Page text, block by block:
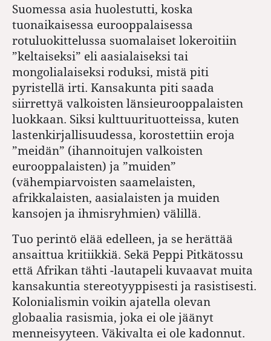
Suomessa asia huolestutti, koska
tuonaikaisessa eurooppalaisessa
rotuluokittelussa suomalaiset lokeroitiin
”keltaiseksi” eli aasialaiseksi tai
mongolialaiseksi roduksi, mistä piti
pyristellä irti. Kansakunta piti saada
siirrettyä valkoisten länsieurooppalaisten
luokkaan. Siksi kulttuurituotteissa, kuten
lastenkirjallisuudessa, korostettiin eroja
”meidän” (ihannoitujen valkoisten
eurooppalaisten) ja ”muiden”
(vähempiarvoisten saamelaisten,
afrikkalaisten, aasialaisten ja muiden
kansojen ja ihmisryhmien) välillä.
Tuo perintö elää edelleen, ja se herättää
ansaittua kritiikkiä. Sekä Peppi Pitkätossu
että Afrikan tähti -lautapeli kuvaavat muita
kansakuntia stereotyyppisesti ja rasistisesti.
Kolonialismin voikin ajatella olevan
globaalia rasismia, joka ei ole jäänyt
menneisyyteen. Väkivalta ei ole kadonnut.